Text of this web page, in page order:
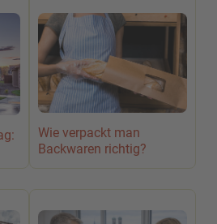
Wie verpackt man
Backwaren richtig?